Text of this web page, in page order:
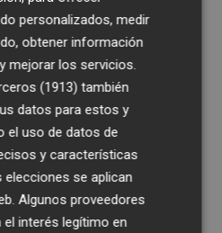
personalizados, medir
obtener información
mejorar los servicios.
(1913) también
datos para estos y
el uso de datos de
y características
elecciones se aplican
Algunos proveedores
el interés legítimo en